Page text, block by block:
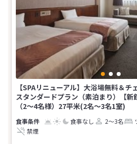
【SPAリニューアル】大浴場無料＆チ
スタンダードプラン（素泊まり）【新
（2〜4名様）27平米(2名～3名1室)
食事なし 2～3名
禁煙